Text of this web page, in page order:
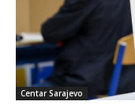
Centar Sarajevo